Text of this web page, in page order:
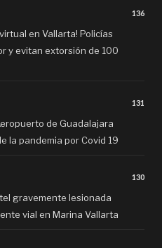
136
en Vallarta! Policías
y evitan extorsión de 100
131
de Guadalajara
la pandemia por Covid 19
130
gravemente lesionada
vial en Marina Vallarta